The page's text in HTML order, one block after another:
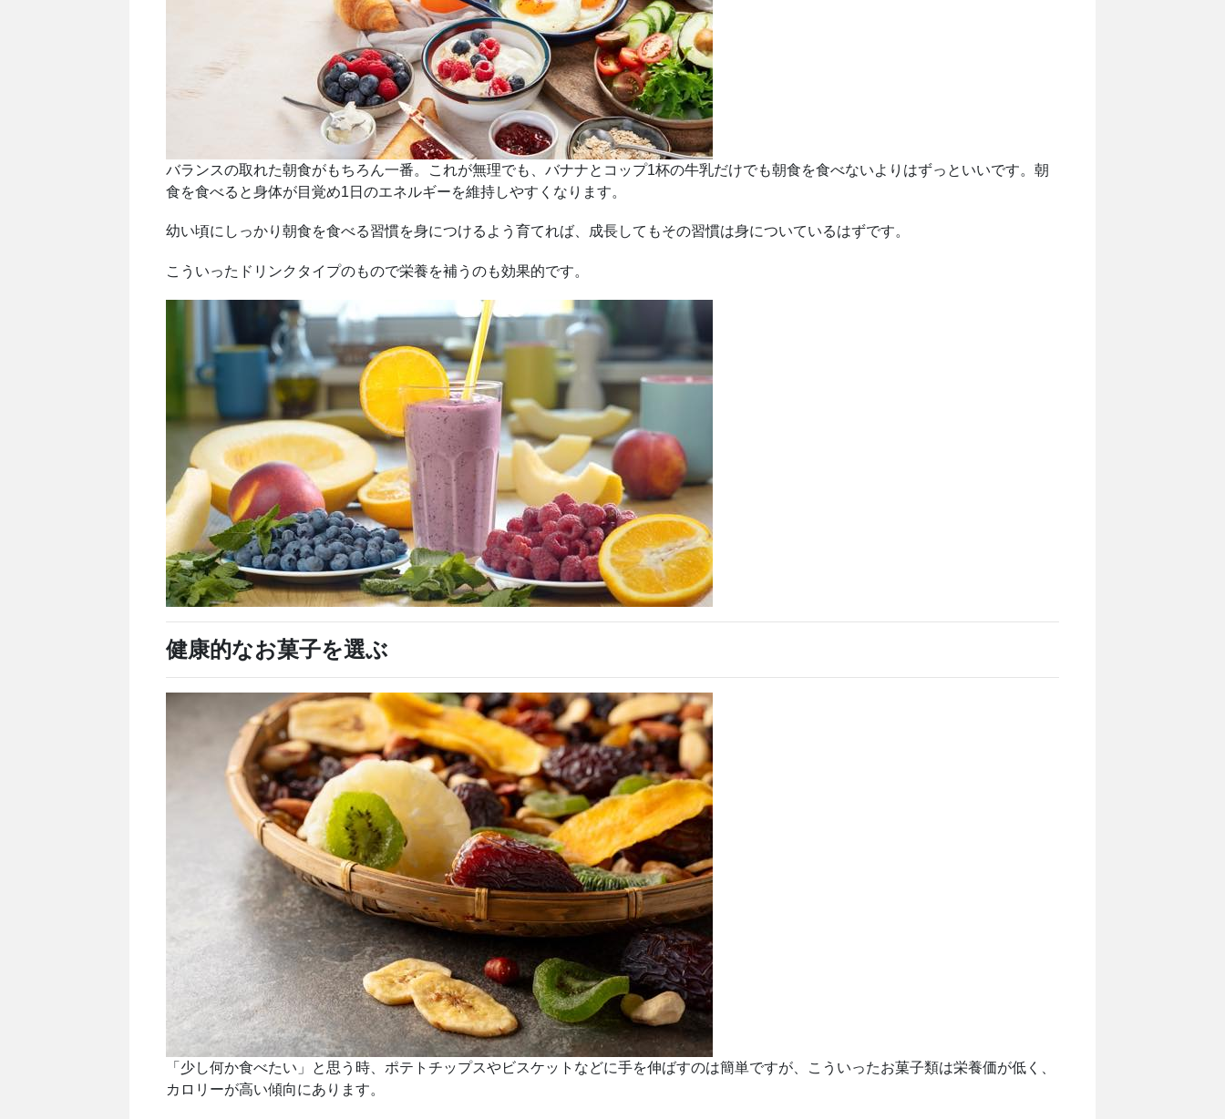
バランスの取れた朝食がもちろん一番。これが無理でも、バナナとコップ1杯の牛乳だけでも朝食を食べないよりはずっといいです。朝
食を食べると身体が目覚め1日のエネルギーを維持しやすくなります。
幼い頃にしっかり朝食を食べる習慣を身につけるよう育てれば、成長してもその習慣は身についているはずです。
こういったドリンクタイプのもので栄養を補うのも効果的です。
健康的なお菓子を選ぶ
「少し何か食べたい」と思う時、ポテトチップスやビスケットなどに手を伸ばすのは簡単ですが、こういったお菓子類は栄養価が低く、
カロリーが高い傾向にあります。